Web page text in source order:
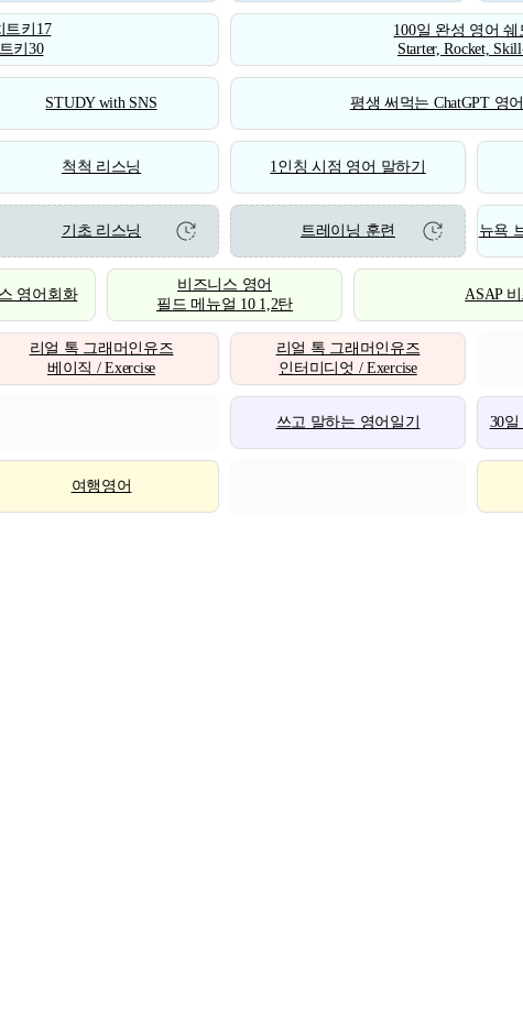
트키17
키30
100일 완성 영어 쉐
Starter, Rocket,
STUDY with SNS 평생 써먹는 ChatGPT 영
척척 리스닝 1인칭 시점 영어 말하기
기초 리스닝 트레이닝 훈련 뉴욕
영어회화
비즈니스 영어
필드 메뉴얼 10 1,2탄
ASAP
리얼 톡 그래머인유즈
베이직 / Exercise
리얼 톡 그래머인유즈
인터미디엇 / Exercise
쓰고 말하는 영어일기 30
여행영어